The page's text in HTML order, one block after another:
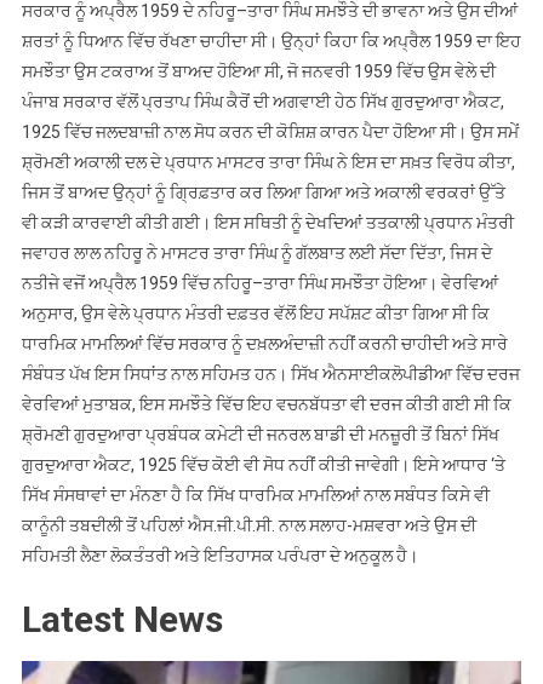
ਸਿੱਖ
ਕਾਨੂੰਨਾਂ
ਵਿੱਚ
ਸੋਧ
ਨਹੀਂ
ਹੋ
ਸਕਦੀ:
ਪੁਰੇਵਾਲ,
ਰਘਬੀਰ
ਸਰਕਾਰ ਨੂੰ ਅਪ੍ਰੈਲ 1959 ਦੇ ਨਹਿਰੂ–ਤਾਰਾ ਸਿੰਘ ਸਮਝੌਤੇ ਦੀ ਭਾਵਨਾ ਅਤੇ ਉਸ ਦੀਆਂ
ਸ਼ਰਤਾਂ ਨੂੰ ਧਿਆਨ ਵਿੱਚ ਰੱਖਣਾ ਚਾਹੀਦਾ ਸੀ। ਉਨ੍ਹਾਂ ਕਿਹਾ ਕਿ ਅਪ੍ਰੈਲ 1959 ਦਾ ਇਹ
ਸਮਝੌਤਾ ਉਸ ਟਕਰਾਅ ਤੋਂ ਬਾਅਦ ਹੋਇਆ ਸੀ, ਜੋ ਜਨਵਰੀ 1959 ਵਿੱਚ ਉਸ ਵੇਲੇ ਦੀ
ਪੰਜਾਬ ਸਰਕਾਰ ਵੱਲੋਂ ਪ੍ਰਤਾਪ ਸਿੰਘ ਕੈਰੋਂ ਦੀ ਅਗਵਾਈ ਹੇਠ ਸਿੱਖ ਗੁਰਦੁਆਰਾ ਐਕਟ,
1925 ਵਿੱਚ ਜਲਦਬਾਜ਼ੀ ਨਾਲ ਸੋਧ ਕਰਨ ਦੀ ਕੋਸ਼ਿਸ਼ ਕਾਰਨ ਪੈਦਾ ਹੋਇਆ ਸੀ। ਉਸ ਸਮੇਂ
ਸ਼੍ਰੋਮਣੀ ਅਕਾਲੀ ਦਲ ਦੇ ਪ੍ਰਧਾਨ ਮਾਸਟਰ ਤਾਰਾ ਸਿੰਘ ਨੇ ਇਸ ਦਾ ਸਖ਼ਤ ਵਿਰੋਧ ਕੀਤਾ,
ਜਿਸ ਤੋਂ ਬਾਅਦ ਉਨ੍ਹਾਂ ਨੂੰ ਗ੍ਰਿਫ਼ਤਾਰ ਕਰ ਲਿਆ ਗਿਆ ਅਤੇ ਅਕਾਲੀ ਵਰਕਰਾਂ ਉੱਤੇ
ਵੀ ਕੜੀ ਕਾਰਵਾਈ ਕੀਤੀ ਗਈ। ਇਸ ਸਥਿਤੀ ਨੂੰ ਦੇਖਦਿਆਂ ਤਤਕਾਲੀ ਪ੍ਰਧਾਨ ਮੰਤਰੀ
ਜਵਾਹਰ ਲਾਲ ਨਹਿਰੂ ਨੇ ਮਾਸਟਰ ਤਾਰਾ ਸਿੰਘ ਨੂੰ ਗੱਲਬਾਤ ਲਈ ਸੱਦਾ ਦਿੱਤਾ, ਜਿਸ ਦੇ
ਨਤੀਜੇ ਵਜੋਂ ਅਪ੍ਰੈਲ 1959 ਵਿੱਚ ਨਹਿਰੂ–ਤਾਰਾ ਸਿੰਘ ਸਮਝੌਤਾ ਹੋਇਆ। ਵੇਰਵਿਆਂ
ਅਨੁਸਾਰ, ਉਸ ਵੇਲੇ ਪ੍ਰਧਾਨ ਮੰਤਰੀ ਦਫ਼ਤਰ ਵੱਲੋਂ ਇਹ ਸਪੱਸ਼ਟ ਕੀਤਾ ਗਿਆ ਸੀ ਕਿ
ਧਾਰਮਿਕ ਮਾਮਲਿਆਂ ਵਿੱਚ ਸਰਕਾਰ ਨੂੰ ਦਖ਼ਲਅੰਦਾਜ਼ੀ ਨਹੀਂ ਕਰਨੀ ਚਾਹੀਦੀ ਅਤੇ ਸਾਰੇ
ਸੰਬੰਧਤ ਪੱਖ ਇਸ ਸਿਧਾਂਤ ਨਾਲ ਸਹਿਮਤ ਹਨ। ਸਿੱਖ ਐਨਸਾਈਕਲੋਪੀਡੀਆ ਵਿੱਚ ਦਰਜ
ਵੇਰਵਿਆਂ ਮੁਤਾਬਕ, ਇਸ ਸਮਝੌਤੇ ਵਿੱਚ ਇਹ ਵਚਨਬੱਧਤਾ ਵੀ ਦਰਜ ਕੀਤੀ ਗਈ ਸੀ ਕਿ
ਸ਼੍ਰੋਮਣੀ ਗੁਰਦੁਆਰਾ ਪ੍ਰਬੰਧਕ ਕਮੇਟੀ ਦੀ ਜਨਰਲ ਬਾਡੀ ਦੀ ਮਨਜ਼ੂਰੀ ਤੋਂ ਬਿਨਾਂ ਸਿੱਖ
ਗੁਰਦੁਆਰਾ ਐਕਟ, 1925 ਵਿੱਚ ਕੋਈ ਵੀ ਸੋਧ ਨਹੀਂ ਕੀਤੀ ਜਾਵੇਗੀ। ਇਸੇ ਆਧਾਰ ‘ਤੇ
ਸਿੱਖ ਸੰਸਥਾਵਾਂ ਦਾ ਮੰਨਣਾ ਹੈ ਕਿ ਸਿੱਖ ਧਾਰਮਿਕ ਮਾਮਲਿਆਂ ਨਾਲ ਸਬੰਧਤ ਕਿਸੇ ਵੀ
ਕਾਨੂੰਨੀ ਤਬਦੀਲੀ ਤੋਂ ਪਹਿਲਾਂ ਐਸ.ਜੀ.ਪੀ.ਸੀ. ਨਾਲ ਸਲਾਹ-ਮਸ਼ਵਰਾ ਅਤੇ ਉਸ ਦੀ
ਸਹਿਮਤੀ ਲੈਣਾ ਲੋਕਤੰਤਰੀ ਅਤੇ ਇਤਿਹਾਸਕ ਪਰੰਪਰਾ ਦੇ ਅਨੁਕੂਲ ਹੈ।
Latest News